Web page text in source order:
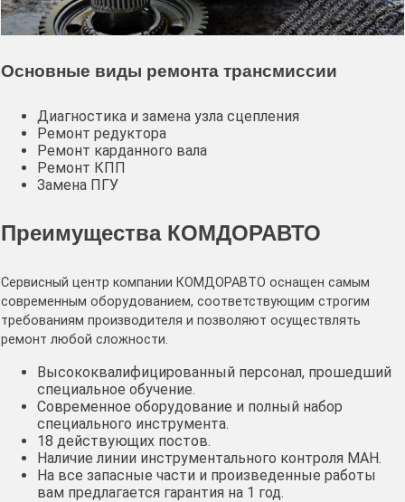
Основные виды ремонта трансмиссии
Диагностика и замена узла сцепления
Ремонт редуктора
Ремонт карданного вала
Ремонт КПП
Замена ПГУ
Преимущества КОМДОРАВТО
Сервисный центр компании КОМДОРАВТО оснащен самым
современным оборудованием, соответствующим строгим
требованиям производителя и позволяют осуществлять
ремонт любой сложности.
Высококвалифицированный персонал, прошедший
специальное обучение.
Современное оборудование и полный набор
специального инструмента.
18 действующих постов.
Наличие линии инструментального контроля MAH.
На все запасные части и произведенные работы
вам предлагается гарантия на 1 год.